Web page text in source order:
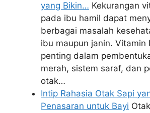
yang Bikin… Kekurangan
pada ibu hamil dapat
berbagai masalah
ibu maupun janin. Vitamin
penting dalam
merah, sistem saraf, dan
otak…
Intip Rahasia Otak Sapi
Penasaran untuk Bayi